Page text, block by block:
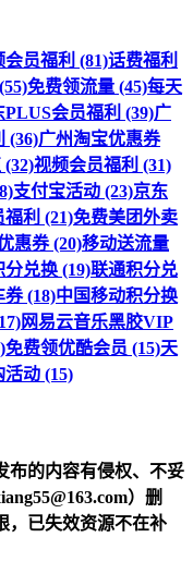
会员福利 (81)话费福利
免费领流量 (45)每天
PLUS会员福利 (39)广
(36)广州淘宝优惠券
(32)视频会员福利 (31)
支付宝活动 (23)京东
福利 (21)免费美团外卖
惠券 (20)移动送流量
分兑换 (19)联通积分兑
(18)中国移动积分换
网易云音乐黑胶VIP
免费领优酷会员 (15)天
活动 (15)
布的内容有侵权、不妥
）删
，已失效资源不在补